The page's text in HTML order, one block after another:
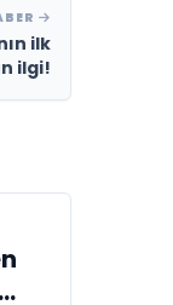
ilk
ilgi!